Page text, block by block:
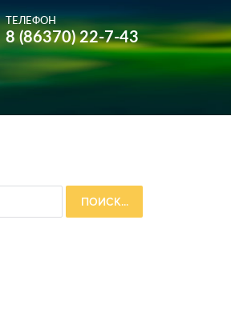
ТЕЛЕФОН
8 (86370) 22-7-43